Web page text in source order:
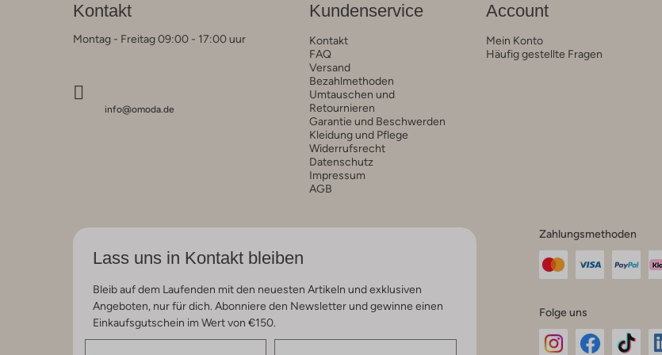
Kontakt
Montag - Freitag 09:00 - 17:00 uur
info@omoda.de
Kundenservice
Kontakt
FAQ
Versand
Bezahlmethoden
Umtauschen und
Retournieren
Garantie und Beschwerden
Kleidung und Pflege
Widerrufsrecht
Datenschutz
Impressum
AGB
Account
Mein Konto
Häufig gestellte Fragen
Lass uns in Kontakt bleiben
Bleib auf dem Laufenden mit den neuesten Artikeln und exklusiven
Angeboten, nur für dich. Abonniere den Newsletter und gewinne einen
Einkaufsgutschein im Wert von €150.
Zahlungsmethoden
Folge uns